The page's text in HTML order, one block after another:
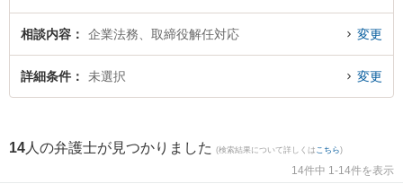
護士に相談したい』『取締役解任対応のトラブル解決の実績豊富な近くの弁護
士を検索したい』『初回相談無料で取締役解任対応を法律相談できる一宮市内
の弁護士に相談予約したい』などでお困りの相談者さんにおすすめです。
相談内容 企業法務、取締役解任対応 変更
詳細条件 未選択 変更
14 人の弁護士が見つかりました (検索結果について詳しくは こちら)
14件中 1-14件を表示